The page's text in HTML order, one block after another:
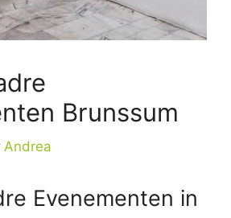
Brunssum
Andrea
Evenementen in